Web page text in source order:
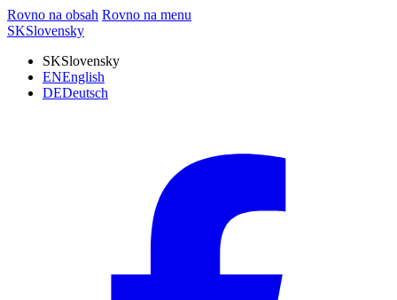
Rovno na obsah Rovno na menu
SKSlovensky
SKSlovensky
ENEnglish
DEDeutsch